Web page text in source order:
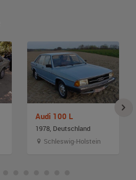
Audi 100 L
1978, Deutschland
Schleswig-Holstein